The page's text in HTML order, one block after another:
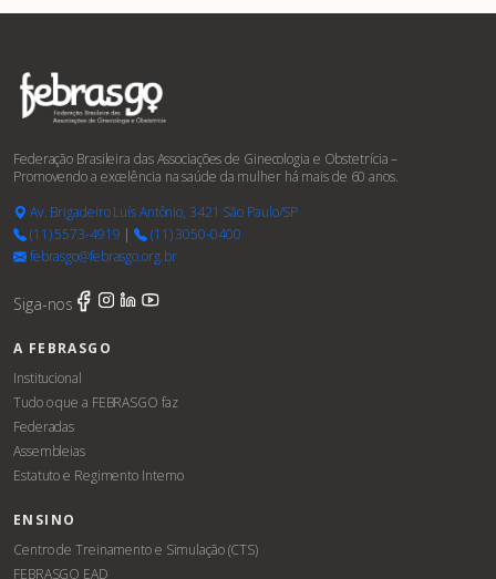
Federação Brasileira das Associações de Ginecologia e Obstetrícia –
Promovendo a excelência na saúde da mulher há mais de 60 anos.
Av. Brigadeiro Luís Antônio, 3421 São Paulo/SP
(11) 5573-4919 |
(11) 3050-0400
febrasgo@febrasgo.org.br
Siga-nos
A FEBRASGO
Institucional
Tudo o que a FEBRASGO faz
Federadas
Assembleias
Estatuto e Regimento Interno
ENSINO
Centro de Treinamento e Simulação (CTS)
FEBRASGO EAD